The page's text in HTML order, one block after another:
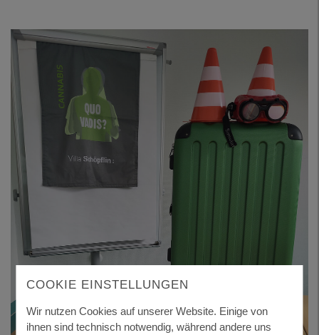
COOKIE EINSTELLUNGEN
Wir nutzen Cookies auf unserer Website. Einige von
ihnen sind technisch notwendig, während andere uns